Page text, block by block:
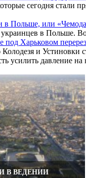
сегодня стали
в Польше.
и Устиновки
усилить давление
В ВЕДЕНИИ